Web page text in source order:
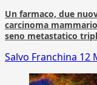
Un farmaco, due
carcinoma
seno metastatico
Salvo Franchina 12